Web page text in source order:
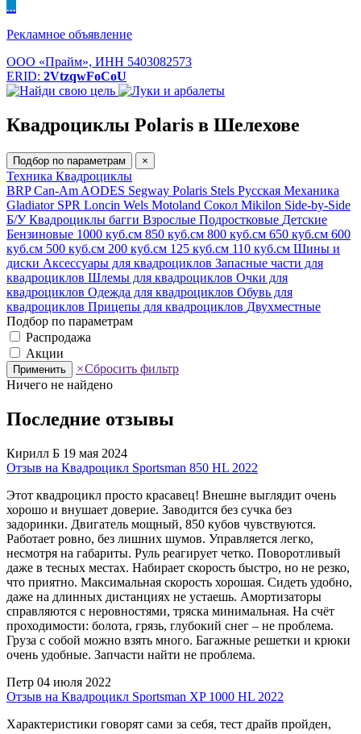
...
Рекламное объявление
ООО «Прайм», ИНН 5403082573
ERID: 2VtzqwFoCoU
Квадроциклы Polaris в Шелехове
Подбор по параметрам ×
Техника Квадроциклы
BRP Can-Am AODES Segway Polaris Stels Русская Механика
Gladiator SPR Loncin Wels Motoland Сокол Mikilon Side-by-Side
Б/УКвадроциклы багги Взрослые Подростковые Детские
Бензиновые 1000 куб.см 850 куб.см 800 куб.см 650 куб.см 600
куб.см 500 куб.см 200 куб.см 125 куб.см 110 куб.см Шины и
диски Аксессуары для квадроциклов Запасные части для
квадроциклов Шлемы для квадроциклов Очки для
квадроциклов Одежда для квадроциклов Обувь для
квадроциклов Прицепы для квадроциклов Двухместные
Подбор по параметрам
Распродажа
Акции
Применить ×Сбросить фильтр
Ничего не найдено
Последние отзывы
Кирилл Б 19 мая 2024
Отзыв на Квадроцикл Sportsman 850 HL 2022
Этот квадроцикл просто красавец! Внешне выглядит очень
хорошо и внушает доверие. Заводится без сучка без
задоринки. Двигатель мощный, 850 кубов чувствуются.
Работает ровно, без лишних шумов. Управляется легко,
несмотря на габариты. Руль реагирует четко. Поворотливый
даже в тесных местах. Набирает скорость быстро, но не резко,
что приятно. Максимальная скорость хорошая. Сидеть удобно,
даже на длинных дистанциях не устаешь. Амортизаторы
справляются с неровностями, тряска минимальная. На счёт
проходимости: болота, грязь, глубокий снег – не проблема.
Груза с собой можно взять много. Багажные решетки и крюки
очень удобные. Запчасти найти не проблема.
Петр 04 июля 2022
Отзыв на Квадроцикл Sportsman XP 1000 HL 2022
Характеристики говорят сами за себя, тест драйв пройден,